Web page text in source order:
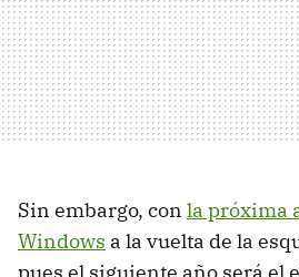
Sin embargo, con la próxima
Windows a la vuelta de la
pues el siguiente año será el